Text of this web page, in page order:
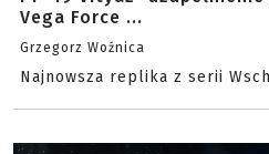
Vega Force ...
Grzegorz Woźnica
Najnowsza replika z serii